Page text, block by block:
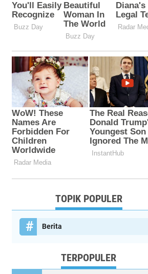
TOPIK POPULER
Berita
TERPOPULER